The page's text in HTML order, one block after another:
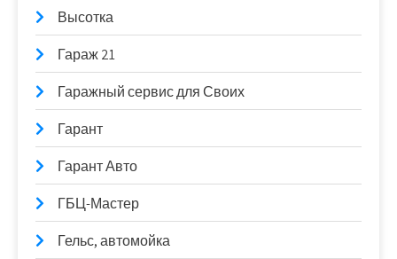
Высотка
Гараж 21
Гаражный сервис для Своих
Гарант
Гарант Авто
ГБЦ-Мастер
Гельс, автомойка